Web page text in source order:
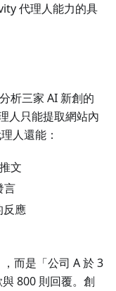
代理人能力的具
析三家 AI 新創的
人只能提取網站內
人還能：
文
言
反應
而是「公司 A 於 3
800 則回覆。創